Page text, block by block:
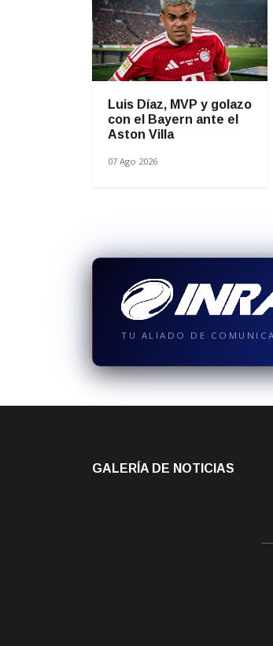
Luis Díaz, MVP y golazo
con el Bayern ante el
Aston Villa
07 Ago 2026
TU ALIADO DE
GALERÍA DE NOTICIAS